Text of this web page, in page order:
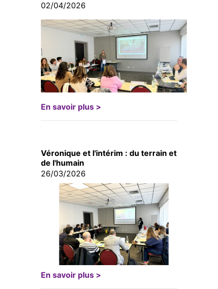
02/04/2026
En savoir plus >
Véronique et l'intérim : du terrain et
de l'humain
26/03/2026
En savoir plus >